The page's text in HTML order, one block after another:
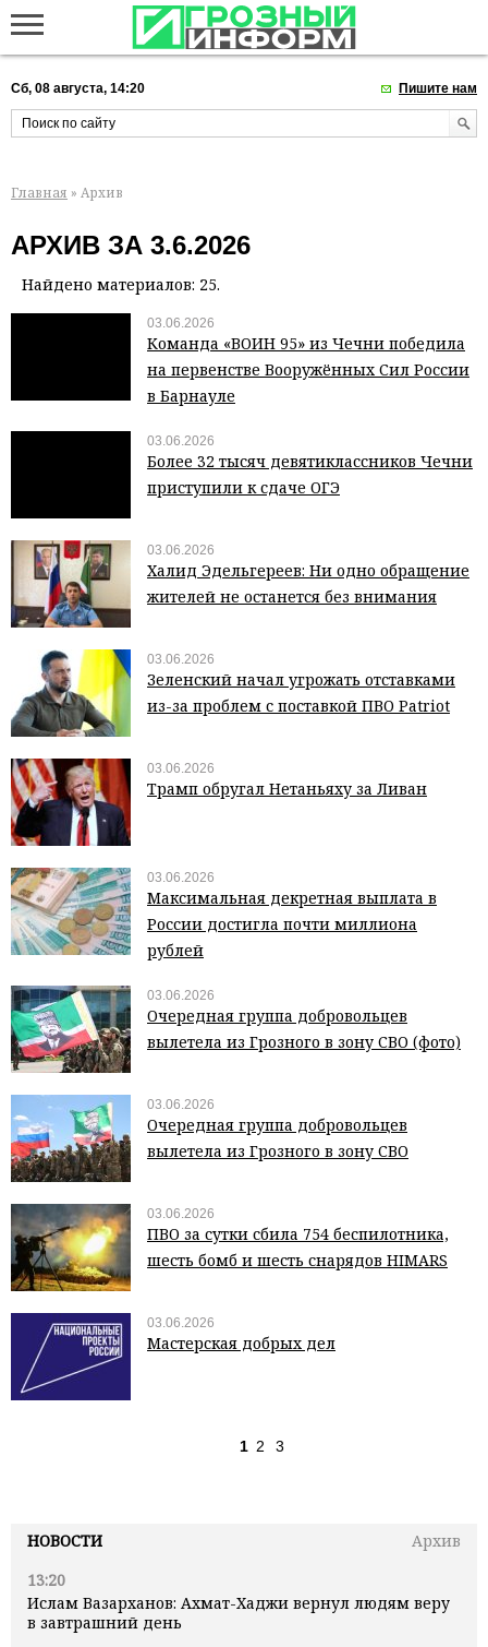
Сб, 08 августа, 14:20 Пишите нам
НОВОСТИ
Архив
13:20
Ислам Вазарханов: Ахмат-Хаджи вернул людям веру
в завтрашний день
Главная » Архив
АРХИВ ЗА 3.6.2026
Найдено материалов: 25.
03.06.2026
Команда «ВОИН 95» из Чечни победила
на первенстве Вооружённых Сил России
в Барнауле
03.06.2026
Более 32 тысяч девятиклассников Чечни
приступили к сдаче ОГЭ
03.06.2026
Халид Эдельгереев: Ни одно обращение
жителей не останется без внимания
03.06.2026
Зеленский начал угрожать отставками
из-за проблем с поставкой ПВО Patriot
03.06.2026
Трамп обругал Нетаньяху за Ливан
03.06.2026
Максимальная декретная выплата в
России достигла почти миллиона
рублей
03.06.2026
Очередная группа добровольцев
вылетела из Грозного в зону СВО (фото)
03.06.2026
Очередная группа добровольцев
вылетела из Грозного в зону СВО
03.06.2026
ПВО за сутки сбила 754 беспилотника,
шесть бомб и шесть снарядов HIMARS
03.06.2026
Мастерская добрых дел
1 2 3